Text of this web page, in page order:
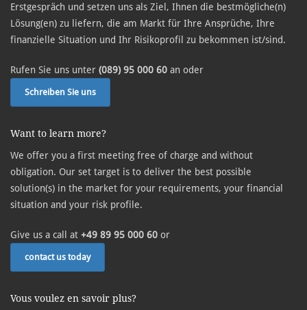
Erstgespräch und setzen uns als Ziel, Ihnen die bestmögliche(n)
Lösung(en) zu liefern, die am Markt für Ihre Ansprüche, Ihre
finanzielle Situation und Ihr Risikoprofil zu bekommen ist/sind.
Rufen Sie uns unter (089) 95 000 60 an oder
Schreiben Sie uns
Want to learn more?
We offer you a first meeting free of charge and without
obligation. Our set target is to deliver the best possible
solution(s) in the market for your requirements, your financial
situation and your risk profile.
Give us a call at +49 89 95 000 60 or
contact us today
Vous voulez en savoir plus?